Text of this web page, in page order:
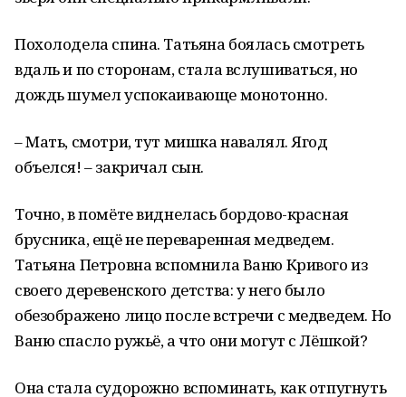
Похолодела спина. Татьяна боялась смотреть
вдаль и по сторонам, стала вслушиваться, но
дождь шумел успокаивающе монотонно.
– Мать, смотри, тут мишка навалял. Ягод
объелся! – закричал сын.
Точно, в помёте виднелась бордово-красная
брусника, ещё не переваренная медведем.
Татьяна Петровна вспомнила Ваню Кривого из
своего деревенского детства: у него было
обезображено лицо после встречи с медведем. Но
Ваню спасло ружьё, а что они могут с Лёшкой?
Она стала судорожно вспоминать, как отпугнуть